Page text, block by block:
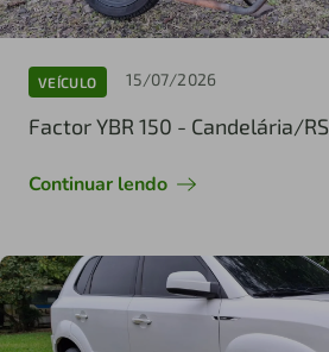
VEÍCULO 15/07/2026
Factor YBR 150 - Candelária/RS
Continuar lendo